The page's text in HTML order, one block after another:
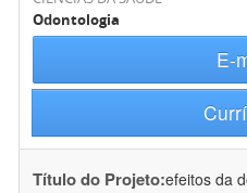
Odontologia
E-
Título do Projeto:efeitos da